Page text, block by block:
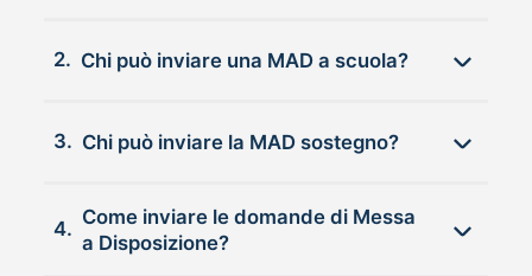
2. Chi può inviare una MAD a scuola?
3. Chi può inviare la MAD sostegno?
4.
Come inviare le domande di Messa
a Disposizione?